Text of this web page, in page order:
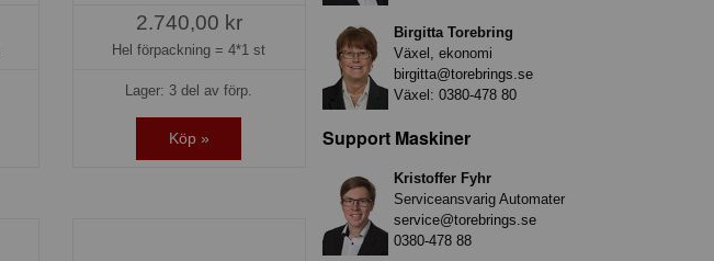
2.740,00 kr
Hel förpackning =4*1 st
Lager: 3 del av förp.
Köp »
Birgitta Torebring
Växel, ekonomi
birgitta@torebrings.se
Växel: 0380-478 80
Support Maskiner
Kristoffer Fyhr
Serviceansvarig Automater
service@torebrings.se
0380-478 88